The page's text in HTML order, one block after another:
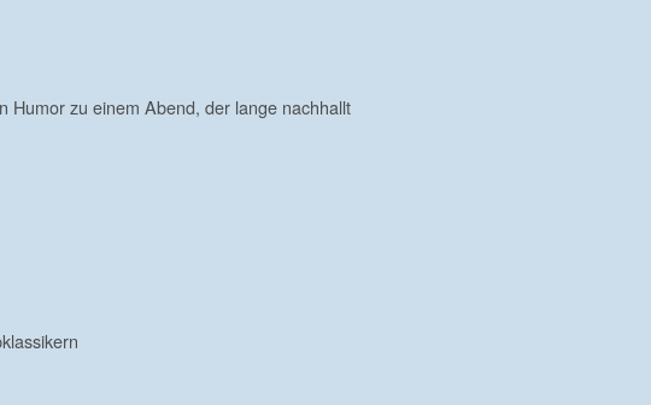
zu einem Abend, der lange nachhallt